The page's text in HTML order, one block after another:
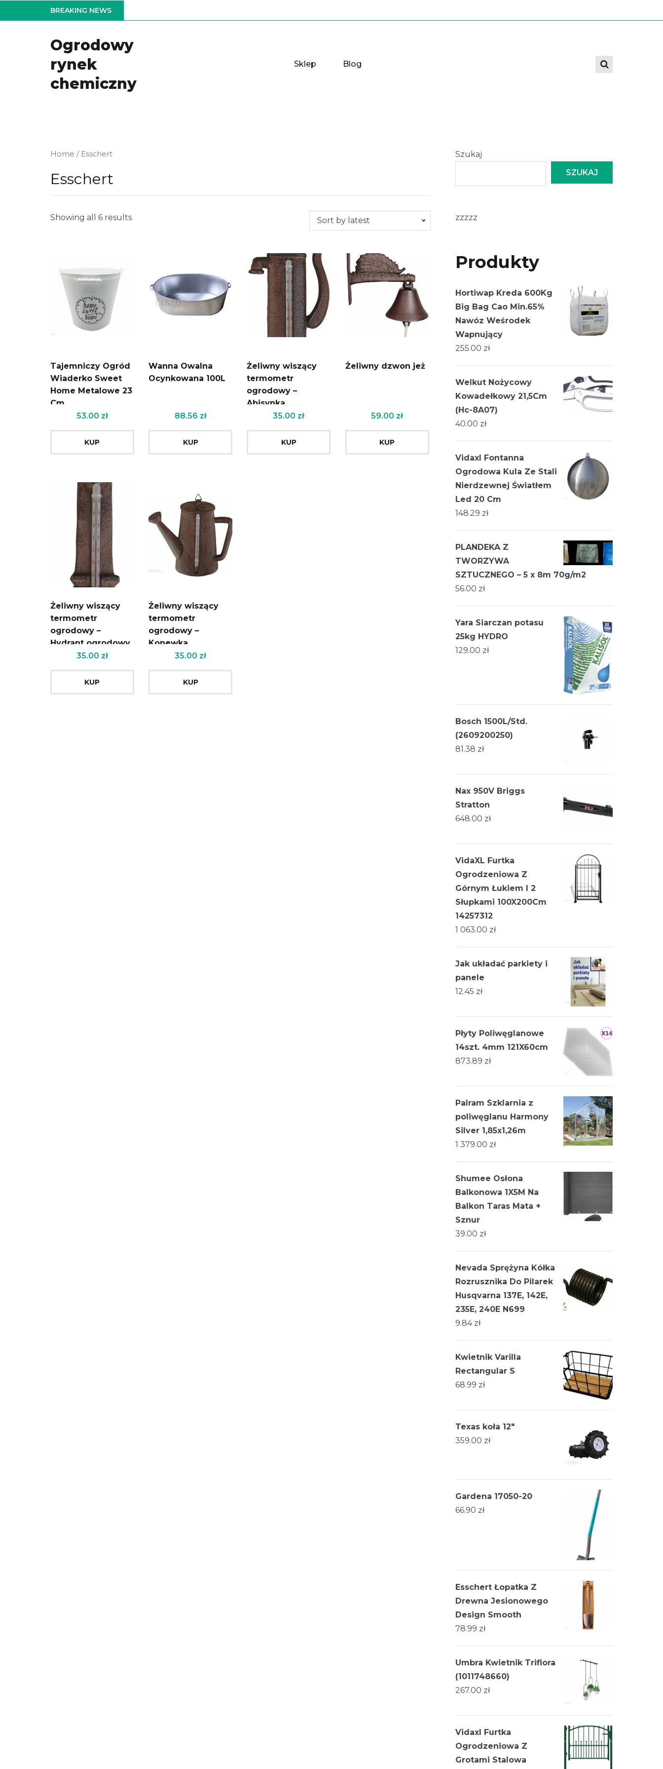
to
BREAKING NEWS
Ogrodowy
rynek
chemiczny
Sklep Blog
Home / Esschert
Esschert
Showing all 6 results
Tajemniczy Ogród
Wiaderko Sweet
Home Metalowe 23
Cm
53.00 zł
KUP
Wanna Owalna
Ocynkowana 100L
88.56 zł
KUP
Żeliwny wiszący
termometr
ogrodowy –
Abisynka
35.00 zł
KUP
Żeliwny dzwon jeż
59.00 zł
KUP
Żeliwny wiszący
termometr
ogrodowy –
Hydrant ogrodowy
35.00 zł
KUP
Żeliwny wiszący
termometr
ogrodowy –
Konewka
35.00 zł
KUP
Szukaj
SZUKAJ
zzzzz
Produkty
Hortiwap Kreda 600Kg
Big Bag Cao Min.65%
Nawóz Weśrodek
Wapnujący
255.00 zł
Welkut Nożycowy
Kowadełkowy 21,5Cm
(Hc-8A07)
40.00 zł
Vidaxl Fontanna
Ogrodowa Kula Ze Stali
Nierdzewnej Światłem
Led 20 Cm
148.29 zł
PLANDEKA Z
TWORZYWA
SZTUCZNEGO – 5 x 8m 70g/m2
56.00 zł
Yara Siarczan potasu
25kg HYDRO
129.00 zł
Bosch 1500L/Std.
(2609200250)
81.38 zł
Nax 950V Briggs
Stratton
648.00 zł
VidaXL Furtka
Ogrodzeniowa Z
Górnym Łukiem I 2
Słupkami 100X200Cm
14257312
1 063.00 zł
Jak układać parkiety i
panele
12.45 zł
Płyty Poliwęglanowe
14szt. 4mm 121X60cm
873.89 zł
Palram Szklarnia z
poliwęglanu Harmony
Silver 1,85x1,26m
1 379.00 zł
Shumee Osłona
Balkonowa 1X5M Na
Balkon Taras Mata +
Sznur
39.00 zł
Nevada Sprężyna Kółka
Rozrusznika Do Pilarek
Husqvarna 137E, 142E,
235E, 240E N699
9.84 zł
Kwietnik Varilla
Rectangular S
68.99 zł
Texas koła 12"
359.00 zł
Gardena 17050-20
66.90 zł
Esschert Łopatka Z
Drewna Jesionowego
Design Smooth
78.99 zł
Umbra Kwietnik Triflora
(1011748660)
267.00 zł
Vidaxl Furtka
Ogrodzeniowa Z
Grotami Stalowa